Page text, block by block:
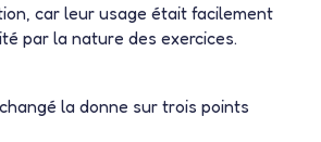
car leur usage était facilement
par la nature des exercices.
la donne sur trois points